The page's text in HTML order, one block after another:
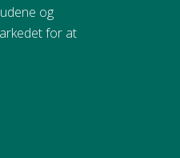
og
for at